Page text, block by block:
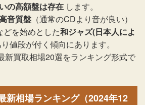
の高額盤は存在 します。
音質盤 （通常のCDより音が良い）
を始めとした和ジャズ(日本人によ
値段が付く傾向にあります。
新買取相場20選をランキング形式で
新相場ランキング（2024年12